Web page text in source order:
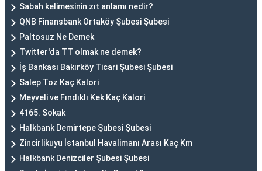
Sabah kelimesinin zıt anlamı nedir?
QNB Finansbank Ortaköy Şubesi Şubesi
Paltosuz Ne Demek
Twitter'da TT olmak ne demek?
İş Bankası Bakırköy Ticari Şubesi Şubesi
Salep Toz Kaç Kalori
Meyveli ve Fındıklı Kek Kaç Kalori
4165. Sokak
Halkbank Demirtepe Şubesi Şubesi
Zincirlikuyu İstanbul Havalimanı Arası Kaç Km
Halkbank Denizciler Şubesi Şubesi